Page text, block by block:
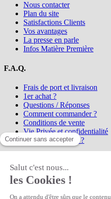
Nous contacter
Plan du site
Satisfactions Clients
Vos avantages
La presse en parle
Infos Matière Première
F.A.Q.
Frais de port et livraison
1er achat ?
Questions / Réponses
Comment commander ?
Conditions de vente
Vie Privée et confidentialité
Qui sommes-nous ?
la référence en perles et bijoux
perles en ligne, telles que les perles